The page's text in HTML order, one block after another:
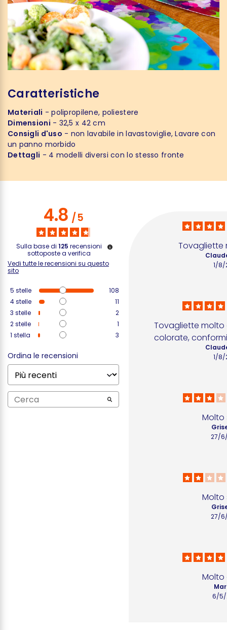
Caratteristiche
Materiali - polipropilene, poliestere
Dimensioni - 32,5 x 42 cm
Consigli d'uso - non lavabile in lavastoviglie, Lavare con
un panno morbido
Dettagli - 4 modelli diversi con lo stesso fronte
4.8/5
Sulla base di 125 recensioni
sottoposte a verifica
Vedi tutte le recensioni su questo
sito
5 stelle
108
4stelle
11
3 stelle
2
2stelle
1
1 stella 3
Ordina le recensioni
Tovagliette
1/8/
Tovagliette molto
colorate,
1/8/
Molto
27/
Molto
27/
Molto
6/5/